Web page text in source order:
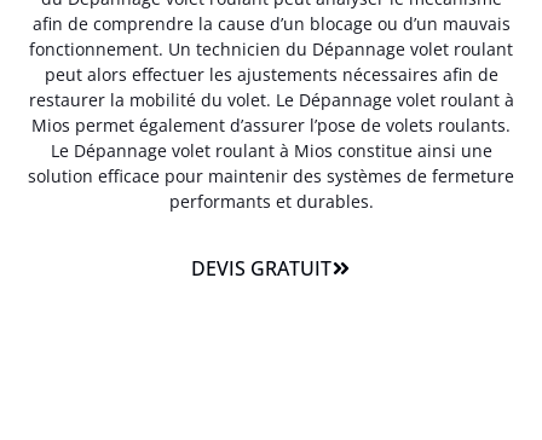
afin de comprendre la cause d’un blocage ou d’un mauvais
fonctionnement. Un technicien du Dépannage volet roulant
peut alors effectuer les ajustements nécessaires afin de
restaurer la mobilité du volet. Le Dépannage volet roulant à
Mios permet également d’assurer l’pose de volets roulants.
Le Dépannage volet roulant à Mios constitue ainsi une
solution efficace pour maintenir des systèmes de fermeture
performants et durables.
DEVIS GRATUIT